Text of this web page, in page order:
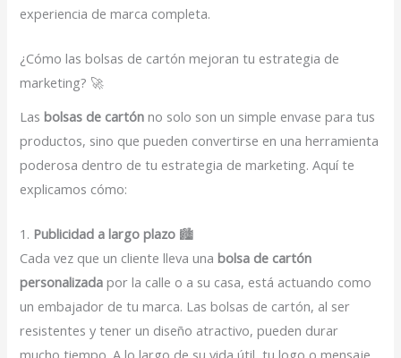
experiencia de marca completa.
¿Cómo las bolsas de cartón mejoran tu estrategia de
marketing? 🚀
Lasbolsas de cartón no solo son un simple envase para tus
productos, sino que pueden convertirse en una herramienta
poderosa dentro de tu estrategia de marketing. Aquí te
explicamos cómo:
1. Publicidad a largo plazo 🏙️
Cada vez que un cliente lleva unabolsa de cartón
personalizada por la calle o a su casa, está actuando como
un embajador de tu marca. Las bolsas de cartón, al ser
resistentes y tener un diseño atractivo, pueden durar
mucho tiempo. A lo largo de su vida útil, tu logo o mensaje